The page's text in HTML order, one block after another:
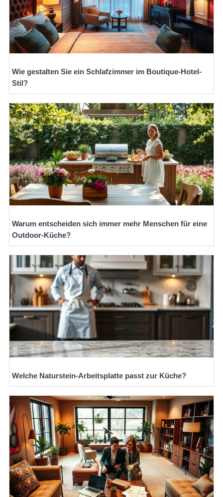
Wie gestalten Sie ein Schlafzimmer im Boutique-Hotel-
Stil?
Warum entscheiden sich immer mehr Menschen für eine
Outdoor-Küche?
Welche Naturstein-Arbeitsplatte passt zur Küche?